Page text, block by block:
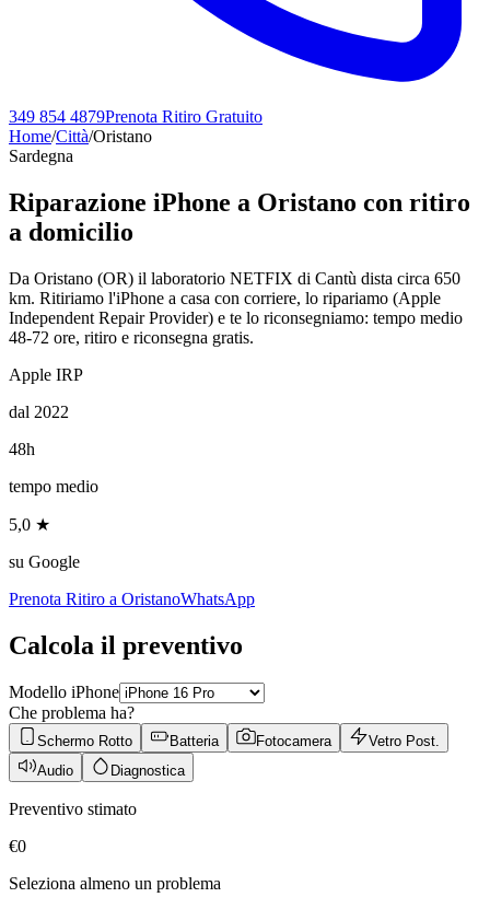
349 854 4879Prenota Ritiro Gratuito
Home/Città/Oristano
Sardegna
Riparazione iPhone a Oristano con ritiro
a domicilio
Da Oristano (OR) il laboratorio NETFIX di Cantù dista circa 650
km. Ritiriamo l'iPhone a casa con corriere, lo ripariamo (Apple
Independent Repair Provider) e te lo riconsegniamo: tempo medio
48-72 ore, ritiro e riconsegna gratis.
Apple IRP
dal 2022
48h
tempo medio
5,0 ★
su Google
Prenota Ritiro a OristanoWhatsApp
Calcola il preventivo
Modello iPhone
Che problema ha?
Schermo Rotto Batteria Fotocamera
Vetro Post.
Audio
Diagnostica
Preventivo stimato
€0
Seleziona almeno un problema